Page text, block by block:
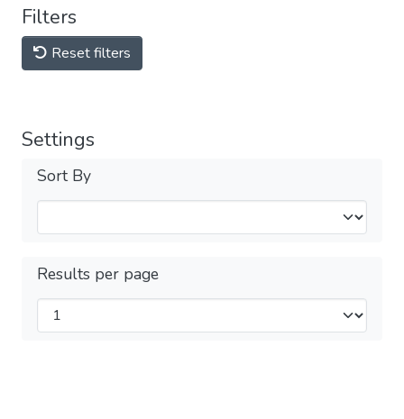
Filters
Reset filters
Settings
Sort By
Results per page